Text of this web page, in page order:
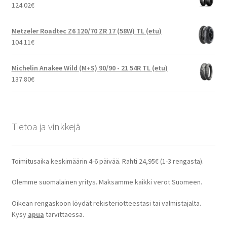
124.02€
Metzeler Roadtec Z6 120/70 ZR 17 (58W) TL (etu)
104.11€
Michelin Anakee Wild (M+S) 90/90 - 21 54R TL (etu)
137.80€
Tietoa ja vinkkejä
Toimitusaika keskimäärin 4-6 päivää. Rahti 24,95€ (1-3 rengasta).
Olemme suomalainen yritys. Maksamme kaikki verot Suomeen.
Oikean rengaskoon löydät rekisteriotteestasi tai valmistajalta.
Kysy apua tarvittaessa.